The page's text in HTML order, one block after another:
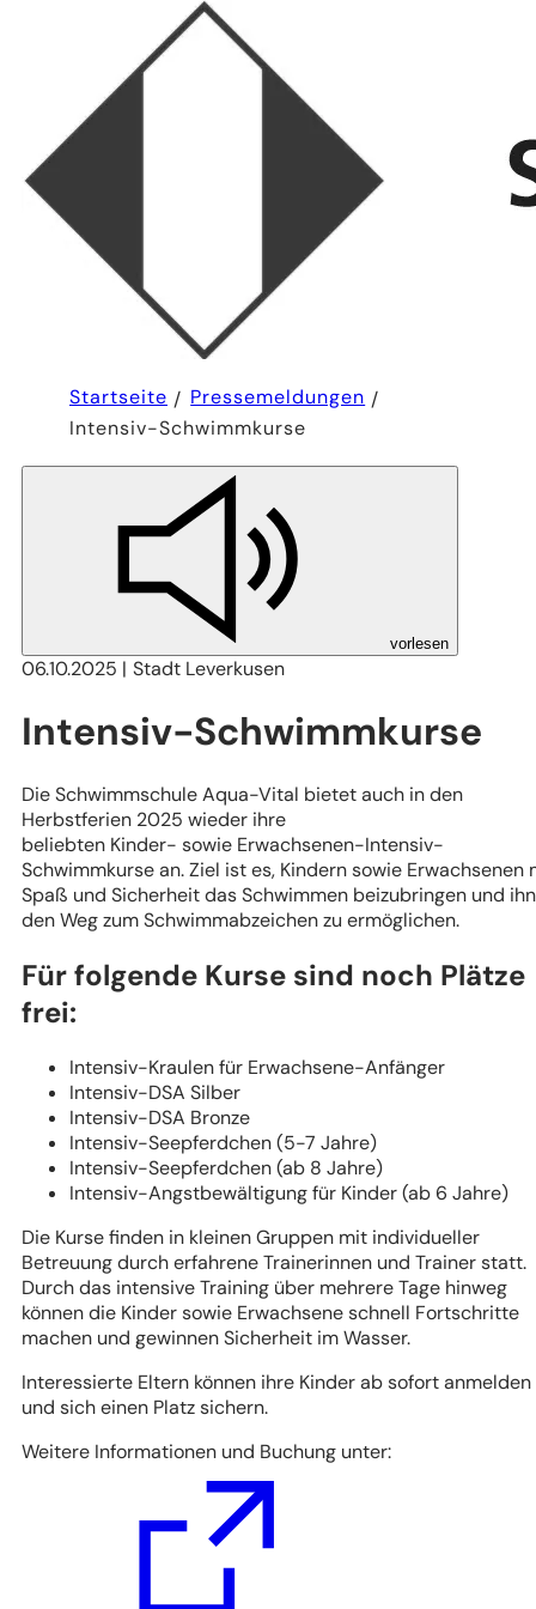
Startseite
Pressemeldungen
Intensiv-Schwimmkurse
vorlesen
06.10.2025 Stadt Leverkusen
Intensiv-Schwimmkurse
Die Schwimmschule Aqua-Vital bietet auch in den
Herbstferien 2025 wieder ihre
beliebten Kinder- sowie Erwachsenen-Intensiv-
Schwimmkurse an. Ziel ist es, Kindern sowie Erwachsenen
Spaß und Sicherheit das Schwimmen beizubringen und
den Weg zum Schwimmabzeichen zu ermöglichen.
Für folgende Kurse sind noch Plätze
frei:
Intensiv-Kraulen für Erwachsene-Anfänger
Intensiv-DSA Silber
Intensiv-DSA Bronze
Intensiv-Seepferdchen (5-7 Jahre)
Intensiv-Seepferdchen (ab 8 Jahre)
Intensiv-Angstbewältigung für Kinder (ab 6 Jahre)
Die Kurse finden in kleinen Gruppen mit individueller
Betreuung durch erfahrene Trainerinnen und Trainer statt.
Durch das intensive Training über mehrere Tage hinweg
können die Kinder sowie Erwachsene schnell Fortschritte
machen und gewinnen Sicherheit im Wasser.
Interessierte Eltern können ihre Kinder ab sofort anmelden
und sich einen Platz sichern.
Weitere Informationen und Buchung unter: